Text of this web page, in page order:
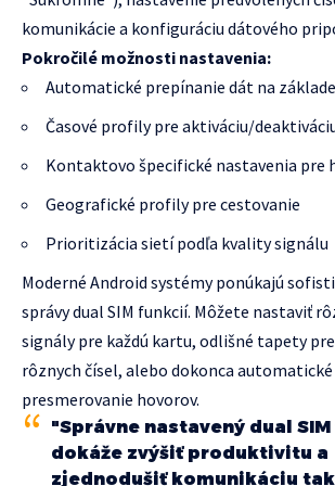
komunikácie a konfiguráciu dátového
Pokročilé možnosti nastavenia:
Automatické prepínanie dát na
Časové profily pre aktiváciu/
Kontaktovo špecifické nastavenia pre
Geografické profily pre cestovanie
Prioritizácia sietí podľa kvality signálu
Moderné Android systémy ponúkajú
správy dual SIM funkcií. Môžete nastaviť
signály pre každú kartu, odlišné tapety
rôznych čísel, alebo dokonca
presmerovanie hovorov.
"Správne nastavený dual
dokáže zvýšiť produktivitu a
zjednodušiť komunikáciu